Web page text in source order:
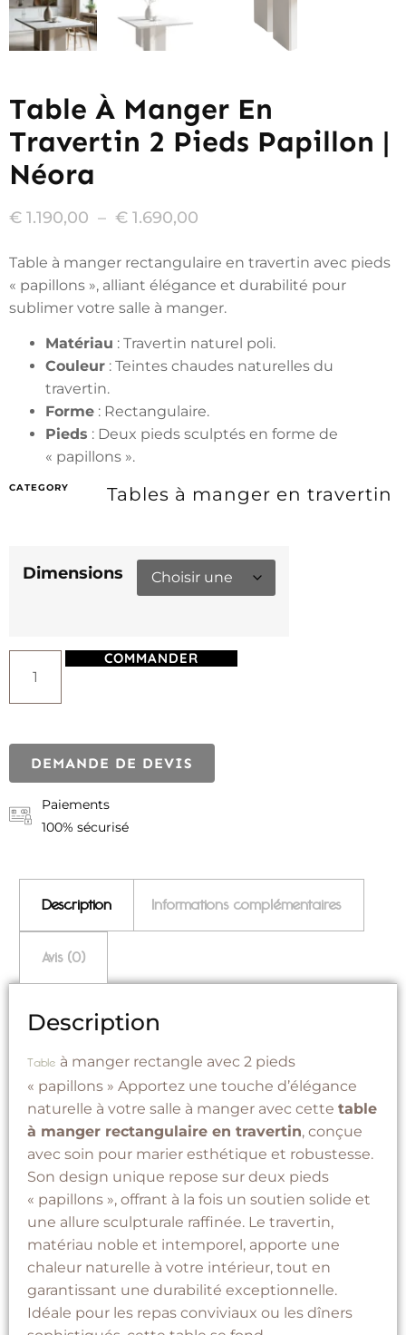
Table À Manger En
Travertin 2 Pieds Papillon |
Néora
€ 1.190,00 – € 1.690,00
Table à manger rectangulaire en travertin avec pieds
« papillons », alliant élégance et durabilité pour
sublimer votre salle à manger.
Matériau : Travertin naturel poli.
Couleur : Teintes chaudes naturelles du
travertin.
Forme : Rectangulaire.
Pieds : Deux pieds sculptés en forme de
« papillons ».
CATEGORY Tables à manger en travertin
Dimensions
COMMANDER
DEMANDE DE DEVIS
Paiements
100% sécurisé
Description Informations complémentaires
Avis (0)
Description
Table à manger rectangle avec 2 pieds
« papillons » Apportez une touche d’élégance
naturelle à votre salle à manger avec cette table
à manger rectangulaire en travertin, conçue
avec soin pour marier esthétique et robustesse.
Son design unique repose sur deux pieds
« papillons », offrant à la fois un soutien solide et
une allure sculpturale raffinée. Le travertin,
matériau noble et intemporel, apporte une
chaleur naturelle à votre intérieur, tout en
garantissant une durabilité exceptionnelle.
Idéale pour les repas conviviaux ou les dîners